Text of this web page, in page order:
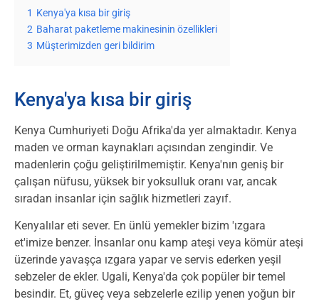
1 Kenya'ya kısa bir giriş
2 Baharat paketleme makinesinin özellikleri
3 Müşterimizden geri bildirim
Kenya'ya kısa bir giriş
Kenya Cumhuriyeti Doğu Afrika'da yer almaktadır. Kenya
maden ve orman kaynakları açısından zengindir. Ve
madenlerin çoğu geliştirilmemiştir. Kenya'nın geniş bir
çalışan nüfusu, yüksek bir yoksulluk oranı var, ancak
sıradan insanlar için sağlık hizmetleri zayıf.
Kenyalılar eti sever. En ünlü yemekler bizim 'ızgara
et'imize benzer. İnsanlar onu kamp ateşi veya kömür ateşi
üzerinde yavaşça ızgara yapar ve servis ederken yeşil
sebzeler de ekler. Ugali, Kenya'da çok popüler bir temel
besindir. Et, güveç veya sebzelerle ezilip yenen yoğun bir